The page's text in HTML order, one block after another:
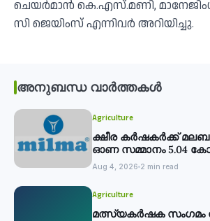
ചെയര്‍മാന്‍ കെ.എസ്.മണി,
സി ജെയിംസ് എന്നിവര്‍ അറിയിച്ചു.
അനുബന്ധ വാർത്തകൾ
Agriculture
ക്ഷീര കര്‍ഷകര്‍ക്ക്
ഓണ സമ്മാനം 5.04
Aug 4, 2026 2 min read
Agriculture
മത്സ്യകര്‍ഷക സംഗമം